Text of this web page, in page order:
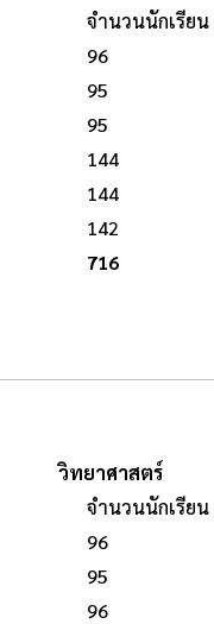
จำนวนนักเรียน
96
95
95
144
144
142
716
วิทยาศาสตร์
จำนวนนักเรียน
96
95
96